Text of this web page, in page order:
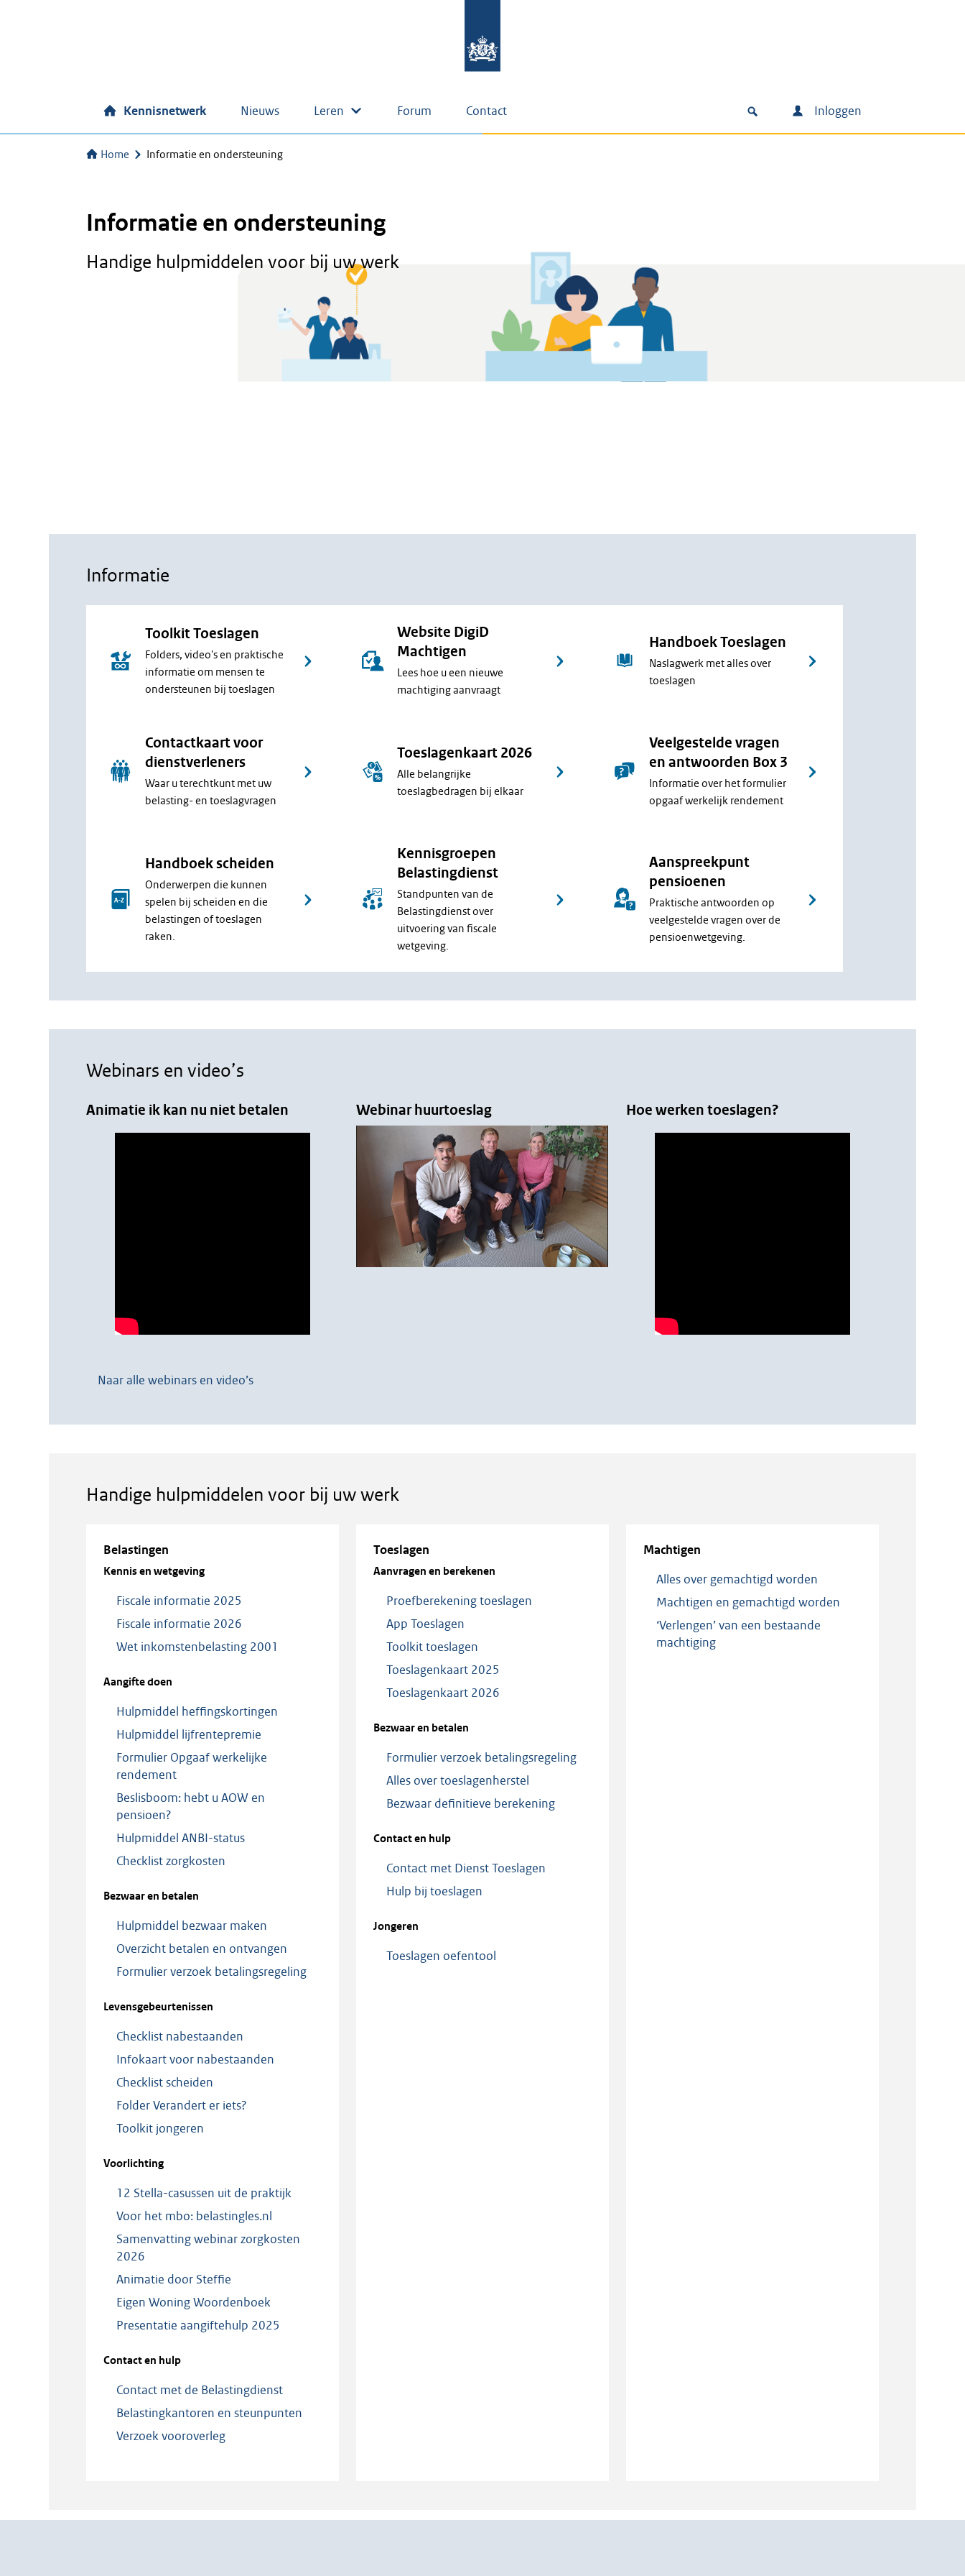
Kennisnetwerk Nieuws Leren Forum Contact Inloggen
Home Informatie en ondersteuning
Informatie en ondersteuning
Handige hulpmiddelen voor bij uw werk
Informatie
Toolkit Toeslagen
Folders, video's en praktische
informatie om mensen te
ondersteunen bij toeslagen
Website DigiD
Machtigen
Lees hoe u een nieuwe
machtiging aanvraagt
Handboek Toeslagen
Naslagwerk met alles over
toeslagen
Contactkaart voor
dienstverleners
Waar u terechtkunt met uw
belasting- en toeslagvragen
Toeslagenkaart 2026
Alle belangrijke
toeslagbedragen bij elkaar
Veelgestelde vragen
en antwoorden Box 3
Informatie over het formulier
opgaaf werkelijk rendement
Handboek scheiden
Onderwerpen die kunnen
spelen bij scheiden en die
belastingen of toeslagen
raken.
Kennisgroepen
Belastingdienst
Standpunten van de
Belastingdienst over
uitvoering van fiscale
wetgeving.
Aanspreekpunt
pensioenen
Praktische antwoorden op
veelgestelde vragen over de
pensioenwetgeving.
Webinars en video’s
Animatie ik kan nu niet betalen Webinar huurtoeslag Hoe werken toeslagen?
Naar alle webinars en video’s
Handige hulpmiddelen voor bij uw werk
Belastingen
Kennis en wetgeving
Fiscale informatie 2025
Fiscale informatie 2026
Wet inkomstenbelasting 2001
Aangifte doen
Hulpmiddel heffingskortingen
Hulpmiddel lijfrentepremie
Formulier Opgaaf werkelijke
rendement
Beslisboom: hebt u AOW en
pensioen?
Hulpmiddel ANBI-status
Checklist zorgkosten
Bezwaar en betalen
Hulpmiddel bezwaar maken
Overzicht betalen en ontvangen
Formulier verzoek betalingsregeling
Levensgebeurtenissen
Checklist nabestaanden
Infokaart voor nabestaanden
Checklist scheiden
Folder Verandert er iets?
Toolkit jongeren
Voorlichting
12 Stella-casussen uit de praktijk
Voor het mbo: belastingles.nl
Samenvatting webinar zorgkosten
2026
Animatie door Steffie
Eigen Woning Woordenboek
Presentatie aangiftehulp 2025
Contact en hulp
Contact met de Belastingdienst
Belastingkantoren en steunpunten
Verzoek vooroverleg
Toeslagen
Aanvragen en berekenen
Proefberekening toeslagen
App Toeslagen
Toolkit toeslagen
Toeslagenkaart 2025
Toeslagenkaart 2026
Bezwaar en betalen
Formulier verzoek betalingsregeling
Alles over toeslagenherstel
Bezwaar definitieve berekening
Contact en hulp
Contact met Dienst Toeslagen
Hulp bij toeslagen
Jongeren
Toeslagen oefentool
Machtigen
Alles over gemachtigd worden
Machtigen en gemachtigd worden
‘Verlengen’ van een bestaande
machtiging